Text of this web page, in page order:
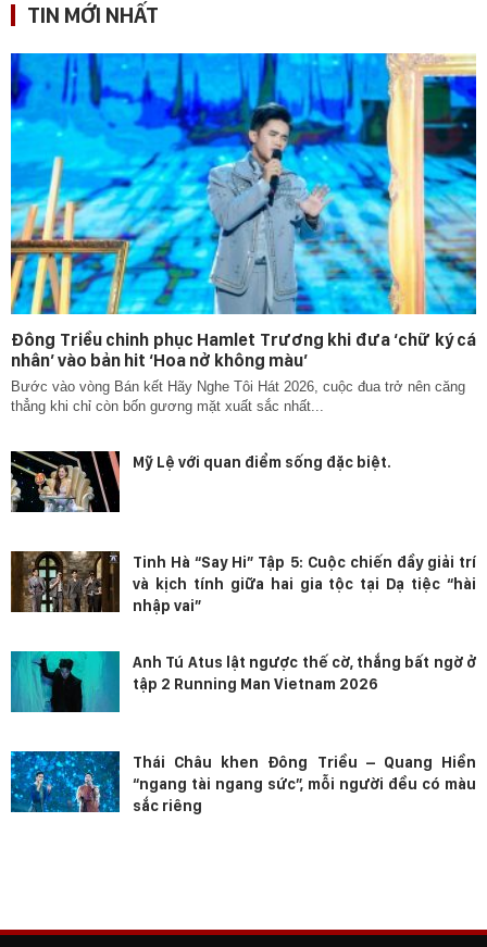
TIN MỚI NHẤT
Đông Triều chinh phục Hamlet Trương khi đưa ‘chữ ký cá
nhân’ vào bản hit ‘Hoa nở không màu’
Bước vào vòng Bán kết Hãy Nghe Tôi Hát 2026, cuộc đua trở nên căng
thẳng khi chỉ còn bốn gương mặt xuất sắc nhất...
Mỹ Lệ với quan điểm sống đặc biệt.
Tinh Hà “Say Hi” Tập 5: Cuộc chiến đầy giải trí
và kịch tính giữa hai gia tộc tại Dạ tiệc “hài
nhập vai”
Anh Tú Atus lật ngược thế cờ, thắng bất ngờ ở
tập 2 Running Man Vietnam 2026
Thái Châu khen Đông Triều – Quang Hiền
“ngang tài ngang sức”, mỗi người đều có màu
sắc riêng